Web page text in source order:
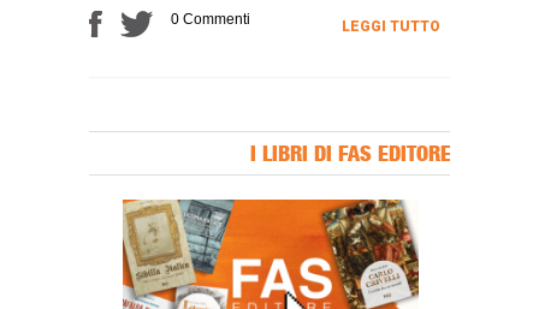
0 Commenti LEGGI TUTTO
I LIBRI DI FAS EDITORE